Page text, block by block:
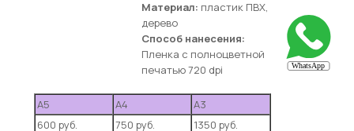
Материал: пластик ПВХ,
дерево
Способ нанесения:
Пленка с полноцветной
печатью 720 dpi
А5 А4
А3
600 руб.
750 руб. 1350 руб.